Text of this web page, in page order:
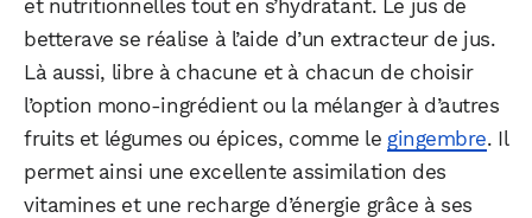
et nutritionnelles tout en s’hydratant. Le jus de
betterave se réalise à l’aide d’un extracteur de jus.
Là aussi, libre à chacune et à chacun de choisir
l’option mono-ingrédient ou la mélanger à d’autres
fruits et légumes ou épices, comme le gingembre. Il
permet ainsi une excellente assimilation des
vitamines et une recharge d’énergie grâce à ses